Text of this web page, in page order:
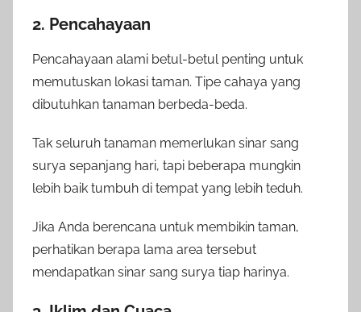
2. Pencahayaan
Pencahayaan alami betul-betul penting untuk
memutuskan lokasi taman. Tipe cahaya yang
dibutuhkan tanaman berbeda-beda.
Tak seluruh tanaman memerlukan sinar sang
surya sepanjang hari, tapi beberapa mungkin
lebih baik tumbuh di tempat yang lebih teduh.
Jika Anda berencana untuk membikin taman,
perhatikan berapa lama area tersebut
mendapatkan sinar sang surya tiap harinya.